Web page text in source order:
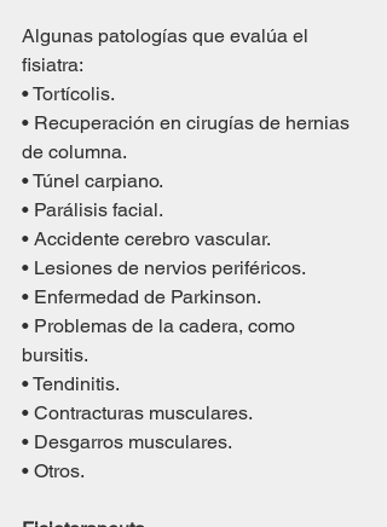
Algunas patologías que evalúa el
fisiatra:
• Tortícolis.
• Recuperación en cirugías de hernias
de columna.
• Túnel carpiano.
• Parálisis facial.
• Accidente cerebro vascular.
• Lesiones de nervios periféricos.
• Enfermedad de Parkinson.
• Problemas de la cadera, como
bursitis.
• Tendinitis.
• Contracturas musculares.
• Desgarros musculares.
• Otros.